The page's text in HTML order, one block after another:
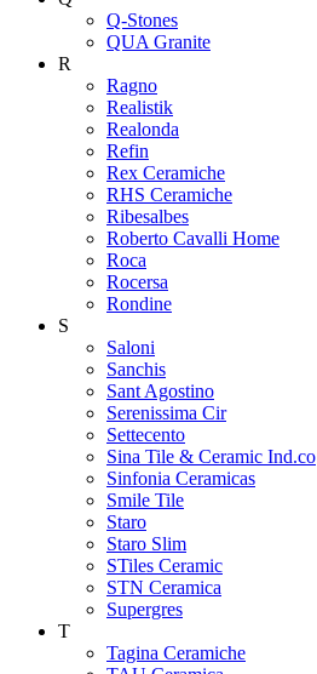
Q-Stones
QUA Granite
R
Ragno
Realistik
Realonda
Refin
Rex Ceramiche
RHS Ceramiche
Ribesalbes
Roberto Cavalli Home
Roca
Rocersa
Rondine
S
Saloni
Sanchis
Sant Agostino
Serenissima Cir
Settecento
Sina Tile & Ceramic Ind.co
Sinfonia Ceramicas
Smile Tile
Staro
Staro Slim
STiles Ceramic
STN Ceramica
Supergres
T
Tagina Ceramiche